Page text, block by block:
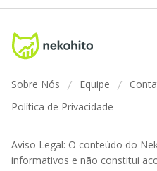
Sobre Nós / Equipe /
Política de Privacidade
Aviso Legal: O conteúdo do
informativos e não constitui